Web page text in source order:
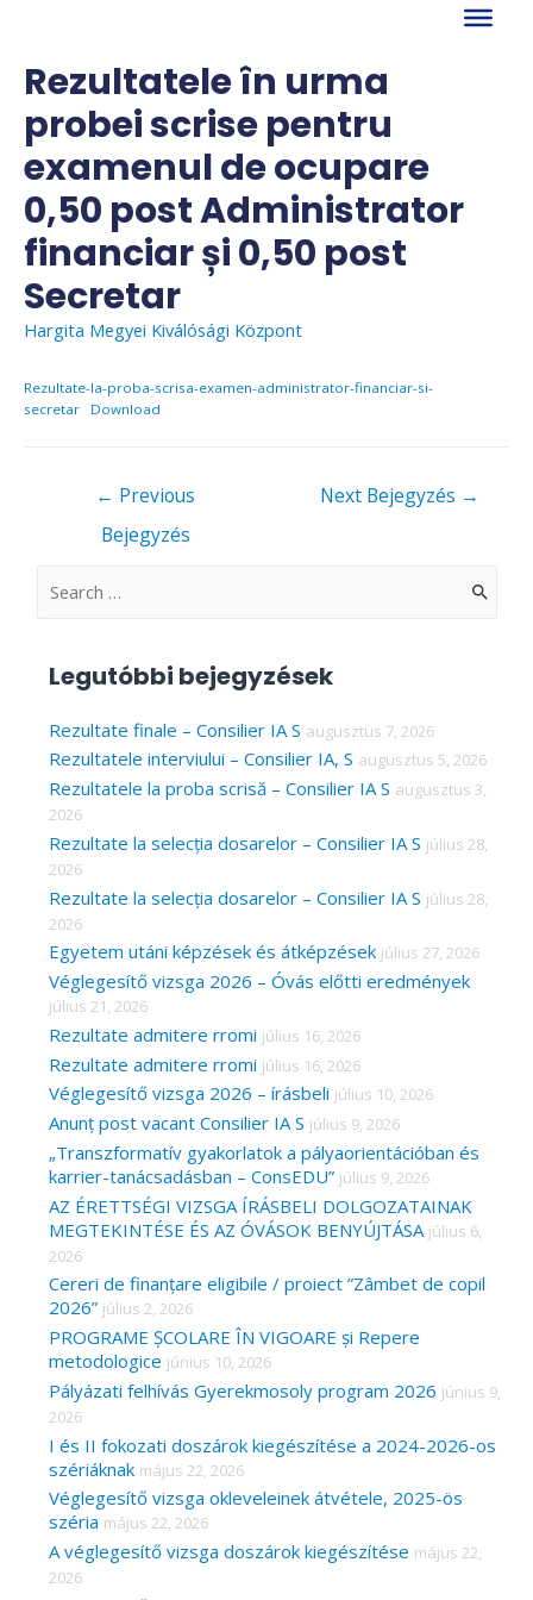
contentRezultatele în urma
probei scrise pentru
examenul de ocupare
0,50 post Administrator
financiar și 0,50 post
Secretar
Hargita Megyei Kiválósági Központ
Rezultate-la-proba-scrisa-examen-administrator-financiar-si-
secretar
Download
← Previous
Bejegyzés
Next Bejegyzés →
S
c
h
f
r
:
Legutóbbi bejegyzések
Rezultate finale – Consilier IA S augusztus 7, 2026
Rezultatele interviului – Consilier IA, S augusztus 5, 2026
Rezultatele la proba scrisă – Consilier IA S augusztus 3,
2026
Rezultate la selecția dosarelor – Consilier IA S július 28,
2026
Rezultate la selecția dosarelor – Consilier IA S július 28,
2026
Egyetem utáni képzések és átképzések július 27, 2026
Véglegesítő vizsga 2026 – Óvás előtti eredmények
július 21, 2026
Rezultate admitere rromi július 16, 2026
Rezultate admitere rromi július 16, 2026
Véglegesítő vizsga 2026 – írásbeli július 10, 2026
Anunț post vacant Consilier IA S július 9, 2026
„Transzformatív gyakorlatok a pályaorientációban és
karrier-tanácsadásban – ConsEDU” július 9, 2026
AZ ÉRETTSÉGI VIZSGA ÍRÁSBELI DOLGOZATAINAK
MEGTEKINTÉSE ÉS AZ ÓVÁSOK BENYÚJTÁSA július 6,
2026
Cereri de finanțare eligibile / proiect ”Zâmbet de copil
2026” július 2, 2026
PROGRAME ȘCOLARE ÎN VIGOARE și Repere
metodologice június 10, 2026
Pályázati felhívás Gyerekmosoly program 2026 június 9,
2026
I és II fokozati doszárok kiegészítése a 2024-2026-os
szériáknak május 22, 2026
Véglegesítő vizsga okleveleinek átvétele, 2025-ös
széria május 22, 2026
A véglegesítő vizsga doszárok kiegészítése május 22,
2026